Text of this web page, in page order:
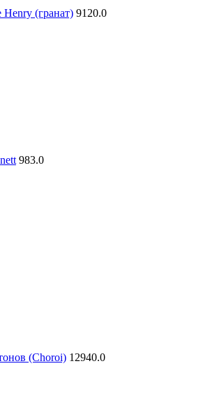
Henry (гранат) 9120.0
983.0
(Choroi) 12940.0